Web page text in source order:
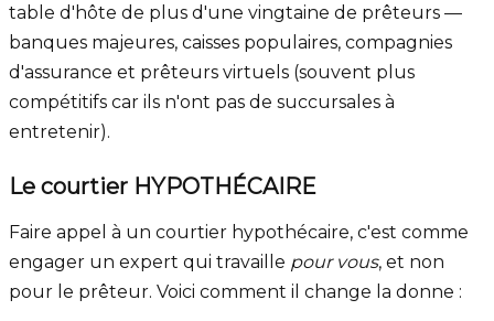
table d'hôte de plus d'une vingtaine de prêteurs —
banques majeures, caisses populaires, compagnies
d'assurance et prêteurs virtuels (souvent plus
compétitifs car ils n'ont pas de succursales à
entretenir).
Le courtier HYPOTHÉCAIRE
Faire appel à un courtier hypothécaire, c'est comme
engager un expert qui travaille pour vous, et non
pour le prêteur. Voici comment il change la donne :